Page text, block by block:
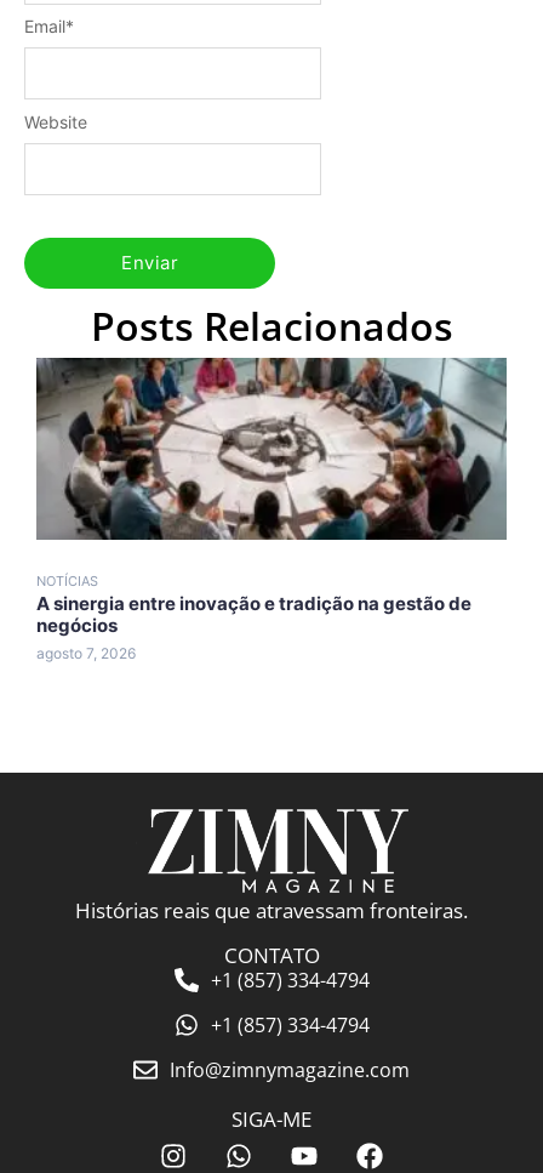
Email*
Website
Posts Relacionados
NOTÍCIAS
A sinergia entre inovação e tradição na gestão de
negócios
agosto 7, 2026
Histórias reais que atravessam fronteiras.
CONTATO
+1 (857) 334-4794
+1 (857) 334-4794
Info@zimnymagazine.com
SIGA-ME